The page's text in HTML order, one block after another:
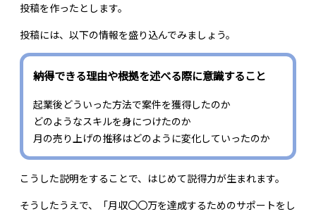
投稿を作ったとします。
投稿には、以下の情報を盛り込んでみましょう。
納得できる理由や根拠を述べる際に意識すること
起業後どういった方法で案件を獲得したのか
どのようなスキルを身につけたのか
月の売り上げの推移はどのように変化していったのか
こうした説明をすることで、はじめて説得力が生まれます。
そうしたうえで、「月収〇〇万を達成するためのサポートをし